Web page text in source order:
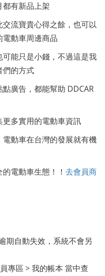
有新品上架
流寶貴心得之餘，也可以
動車周邊商品
能只是小錢，不過這是我
們的方式
廣告，都能幫助 DDCAR
多實用的電動車資訊
動車在台灣的發展就有機
電動車生態！！ 去會員商
期自動失效，系統不會另
專區 > 我的帳本 當中查